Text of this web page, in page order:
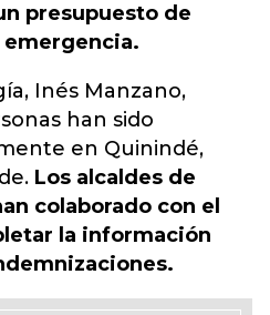
presupuesto de
emergencia.
Inés Manzano,
han sido
en Quinindé,
e. Los alcaldes de
colaborado con el
la información